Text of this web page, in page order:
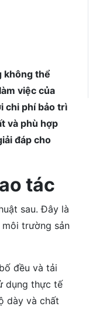
không thể
việc của
chi phí bảo trì
và phù hợp
đáp cho
tác
sau. Đây là
trường sản
đều và tải
dụng thực tế
dày và chất